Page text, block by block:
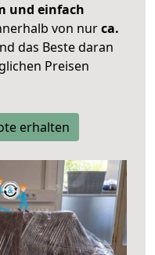
und einfach
von nurca.
das Beste daran
Preisen
erhalten